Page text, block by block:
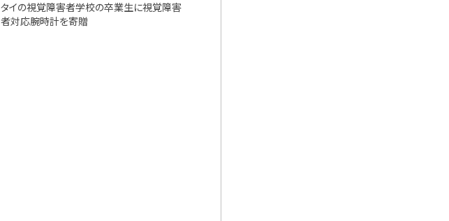
タイの視覚障害者学校の卒業生に視覚障害
者対応腕時計を寄贈